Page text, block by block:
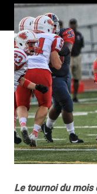
Le tournoi du mois